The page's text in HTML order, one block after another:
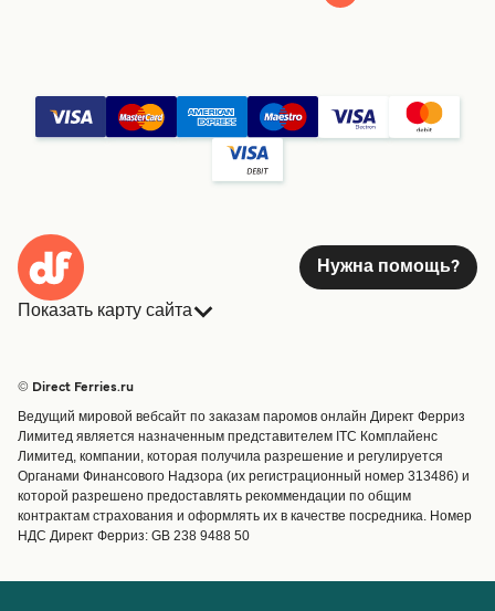
Нужна помощь?
Показать карту сайта
Страны
Обслуживание клиентов
Операторы
Маршруты и порты
Special Offers
Предлагает
Паромные билеты
Грузоперевозки
© Direct Ferries.ru
Ведущий мировой вебсайт по заказам паромов онлайн Директ Ферриз
Лимитед является назначенным представителем ITC Комплайенс
Лимитед, компании, которая получила разрешение и регулируется
Органами Финансового Надзора (их регистрационный номер 313486) и
которой разрешено предоставлять рекоммендации по общим
контрактам страхования и оформлять их в качестве посредника. Номер
НДС Директ Ферриз: GB 238 9488 50